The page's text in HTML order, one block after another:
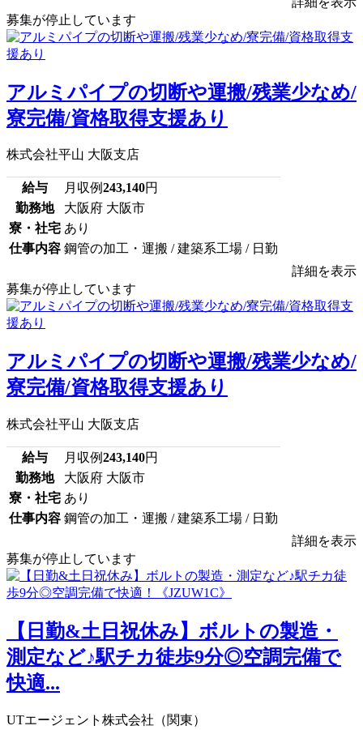
募集が停止しています
アルミパイプの切断や運搬/残業少なめ/
寮完備/資格取得支援あり
株式会社平山 大阪支店
給与 月収例243,140円
勤務地
大阪府 大阪市
寮・社宅 あり
仕事内容 鋼管の加工・運搬 / 建築系工場 / 日勤
詳細を表示
募集が停止しています
アルミパイプの切断や運搬/残業少なめ/
寮完備/資格取得支援あり
株式会社平山 大阪支店
給与 月収例243,140円
勤務地
大阪府 大阪市
寮・社宅 あり
仕事内容 鋼管の加工・運搬 / 建築系工場 / 日勤
詳細を表示
募集が停止しています
【日勤&土日祝休み】ボルトの製造・
測定など♪駅チカ徒歩9分◎空調完備で
快適...
UTエージェント株式会社（関東）